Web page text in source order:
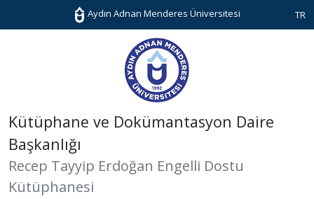
Aydın Adnan Menderes Üniversitesi TR
Kütüphane ve Dokümantasyon Daire
Başkanlığı
Recep Tayyip Erdoğan Engelli Dostu
Kütüphanesi